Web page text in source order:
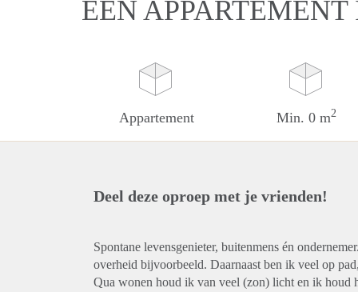
EEN
Appartement Min. 0 m2
Deel deze oproep met je vrienden!
Spontane levensgenieter, buitenmens én
overheid bijvoorbeeld. Daarnaast ben ik veel op
Qua wonen houd ik van veel (zon) licht en ik houd